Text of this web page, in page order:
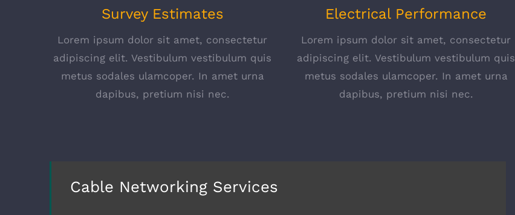
Survey Estimates
Lorem ipsum dolor sit amet, consectetur
adipiscing elit. Vestibulum vestibulum quis
metus sodales ulamcoper. In amet urna
dapibus, pretium nisi nec.
Electrical Performance
Lorem ipsum dolor sit amet, consectetur
adipiscing elit. Vestibulum vestibulum quis
metus sodales ulamcoper. In amet urna
dapibus, pretium nisi nec.
Cable Networking Services